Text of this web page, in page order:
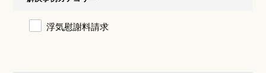
浮気慰謝料請求